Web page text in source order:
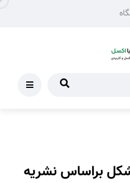
شکل براساس نشریه